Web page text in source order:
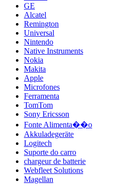
GE
Alcatel
Remington
Universal
Nintendo
Native Instruments
Nokia
Makita
Apple
Microfones
Ferramenta
TomTom
Sony Ericsson
Fonte Alimenta��o
Akkuladegeräte
Logitech
Suporte do carro
chargeur de batterie
Webfleet Solutions
Magellan